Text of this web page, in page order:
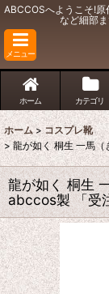
ABCCOSへようこそ!
など細部
メニュー
ホーム カテゴリ
ホーム > コスプレ靴
> 龍が如く 桐生 一馬
龍が如く 桐生
abccos製 「受